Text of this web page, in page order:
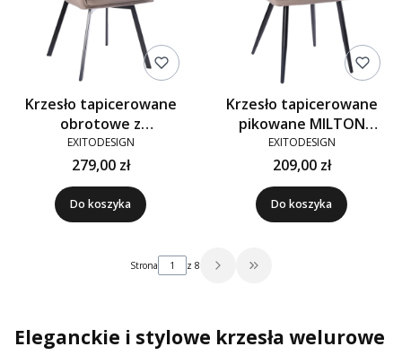
Krzesło tapicerowane
obrotowe z
podłokietnikami SWEN
velvet brązowe G-71
EXITODESIGN
279,00 zł
Do koszyka
Krzesło tapicerowane
pikowane MILTON
velvet brązowe G-71
EXITODESIGN
209,00 zł
Do koszyka
Strona z 8 Przejdź do ostatniej strony
Eleganckie i stylowe krzesła welurowe